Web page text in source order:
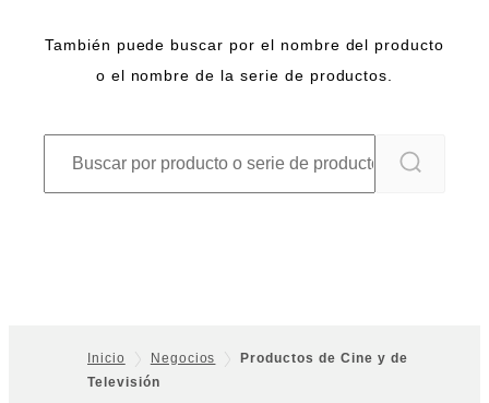
También puede buscar por el nombre del producto
o el nombre de la serie de productos.
Footer
Inicio Negocios
Productos de Cine y de
Televisión